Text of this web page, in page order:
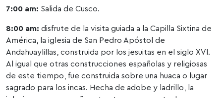
7:00 am: Salida de Cusco.
8:00 am: disfrute de la visita guiada a la Capilla Sixtina de
América, la iglesia de San Pedro Apóstol de
Andahuaylillas, construida por los jesuitas en el siglo XVI.
Al igual que otras construcciones españolas y religiosas
de este tiempo, fue construida sobre una huaca o lugar
sagrado para los incas. Hecha de adobe y ladrillo, la